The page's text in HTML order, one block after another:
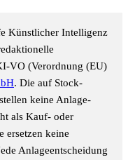
Künstlicher Intelligenz
VO (Verordnung (EU)
. Die auf Stock-
keine Anlage-
als Kauf- oder
ersetzen keine
Anlageentscheidung